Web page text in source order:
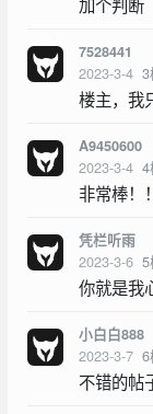
7528441
2023-3-4 3
楼主，我
A9450600
2023-3-4 4
非常棒！
凭栏听雨
2023-3-6 5
你就是我
小白白888
2023-3-7 6
不错的帖